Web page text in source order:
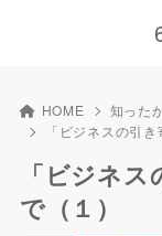
HOME 知った
「ビジネスの引
「ビジネ
で（１）